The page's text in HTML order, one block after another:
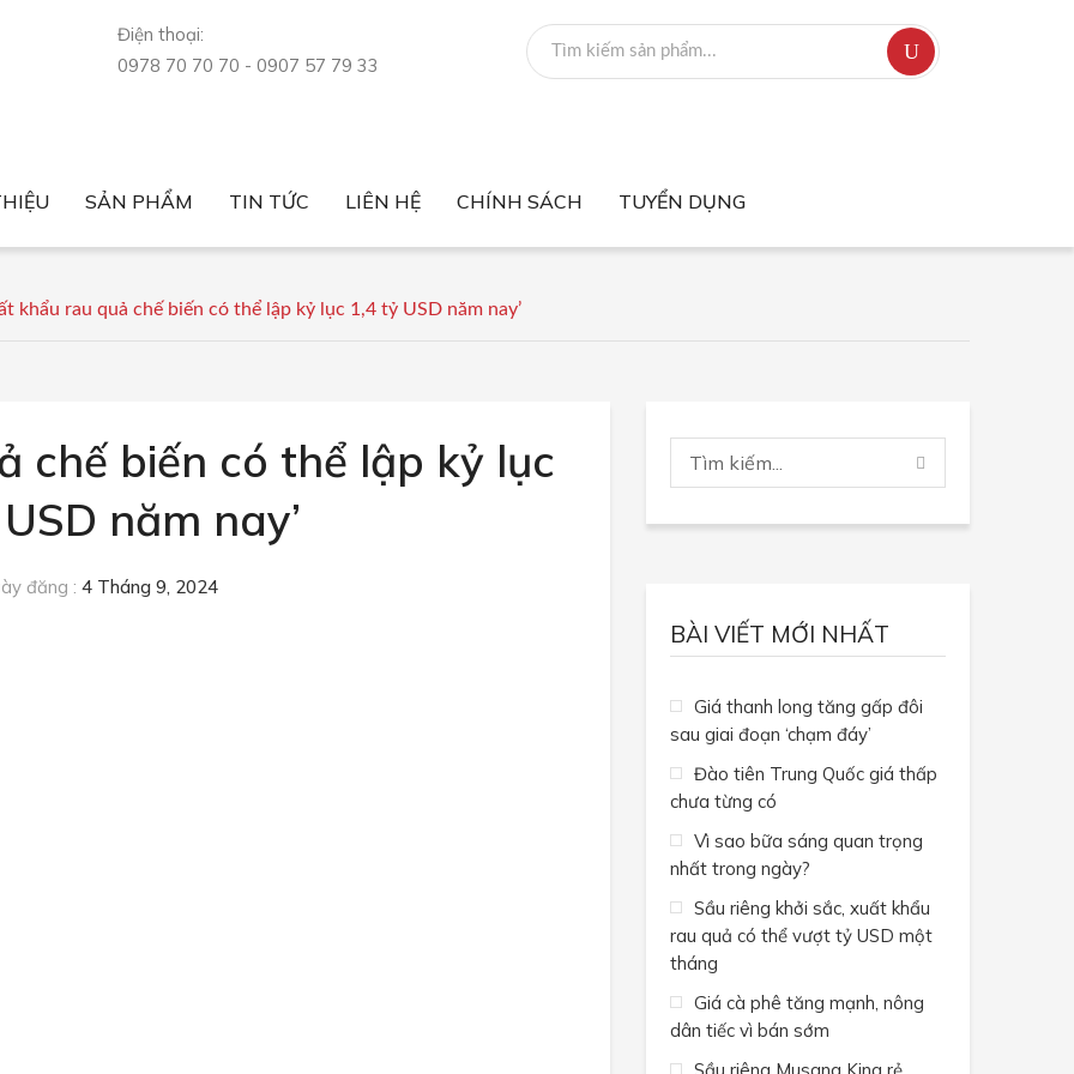
Điện thoại:
0978 70 70 70 - 0907 57 79 33
SẢN PHẨM TIN TỨC LIÊN HỆ CHÍNH SÁCH TUYỂN DỤNG
khẩu rau quả chế biến có thể lập kỷ lục 1,4 tỷ USD năm nay’
chế biến có thể lập kỷ lục
năm nay’
đăng : 4 Tháng 9, 2024
BÀI VIẾT MỚI NHẤT
Giá thanh long tăng gấp đôi
sau giai đoạn ‘chạm đáy’
Đào tiên Trung Quốc giá thấp
chưa từng có
Vì sao bữa sáng quan trọng
nhất trong ngày?
Sầu riêng khởi sắc, xuất khẩu
rau quả có thể vượt tỷ USD một
tháng
Giá cà phê tăng mạnh, nông
dân tiếc vì bán sớm
Sầu riêng Musang King rẻ